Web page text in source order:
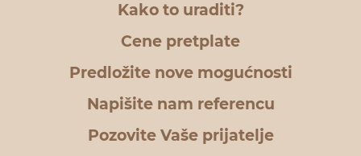
Kako to uraditi?
Cene pretplate
Predložite nove mogućnosti
Napišite nam referencu
Pozovite Vaše prijatelje